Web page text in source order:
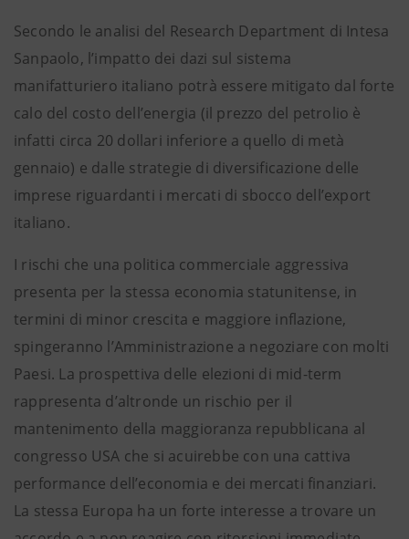
Secondo le analisi del Research Department di Intesa
Sanpaolo, l’impatto dei dazi sul sistema
manifatturiero italiano potrà essere mitigato dal forte
calo del costo dell’energia (il prezzo del petrolio è
infatti circa 20 dollari inferiore a quello di metà
gennaio) e dalle strategie di diversificazione delle
imprese riguardanti i mercati di sbocco dell’export
italiano.
I rischi che una politica commerciale aggressiva
presenta per la stessa economia statunitense, in
termini di minor crescita e maggiore inflazione,
spingeranno l’Amministrazione a negoziare con molti
Paesi. La prospettiva delle elezioni di mid-term
rappresenta d’altronde un rischio per il
mantenimento della maggioranza repubblicana al
congresso USA che si acuirebbe con una cattiva
performance dell’economia e dei mercati finanziari.
La stessa Europa ha un forte interesse a trovare un